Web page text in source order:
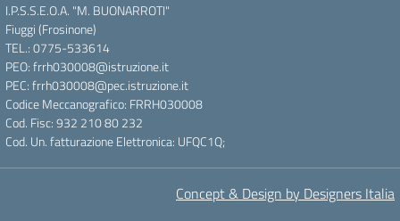
I.P.S.S.E.O.A. "M. BUONARROTI"
Fiuggi (Frosinone)
TEL.: 0775-533614
PEO: frrh030008@istruzione.it
PEC: frrh030008@pec.istruzione.it
Codice Meccanografico: FRRH030008
Cod. Fisc: 932 210 80 232
Cod. Un. fatturazione Elettronica: UFQC1Q;
Concept & Design by Designers Italia